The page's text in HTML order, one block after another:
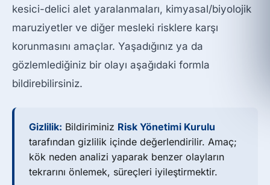
kesici-delici alet yaralanmaları, kimyasal/biyolojik
maruziyetler ve diğer mesleki risklere karşı
korunmasını amaçlar. Yaşadığınız ya da
gözlemlediğiniz bir olayı aşağıdaki formla
bildirebilirsiniz.
Gizlilik: Bildiriminiz Risk Yönetimi Kurulu
tarafından gizlilik içinde değerlendirilir. Amaç;
kök neden analizi yaparak benzer olayların
tekrarını önlemek, süreçleri iyileştirmektir.